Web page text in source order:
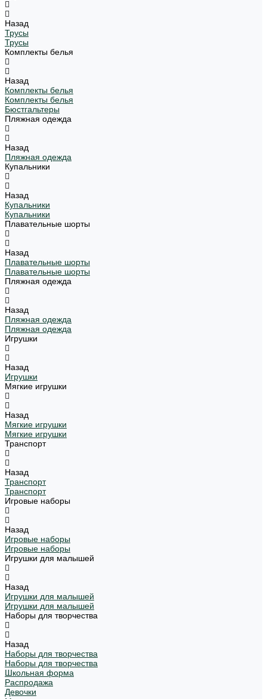
Назад
Трусы
Трусы
Комплекты белья
Назад
Комплекты белья
Комплекты белья
Бюстгальтеры
Пляжная одежда
Назад
Пляжная одежда
Купальники
Назад
Купальники
Купальники
Плавательные шорты
Назад
Плавательные шорты
Плавательные шорты
Пляжная одежда
Назад
Пляжная одежда
Пляжная одежда
Игрушки
Назад
Игрушки
Мягкие игрушки
Назад
Мягкие игрушки
Мягкие игрушки
Транспорт
Назад
Транспорт
Транспорт
Игровые наборы
Назад
Игровые наборы
Игровые наборы
Игрушки для малышей
Назад
Игрушки для малышей
Игрушки для малышей
Наборы для творчества
Назад
Наборы для творчества
Наборы для творчества
Школьная форма
Распродажа
Девочки